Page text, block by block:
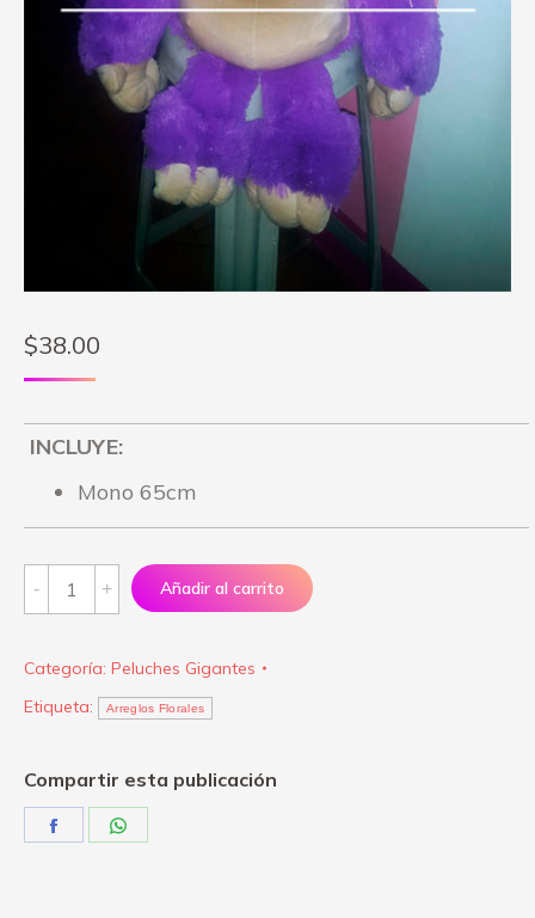
$38.00
INCLUYE:
Mono 65cm
Mono
65cm
Añadir al carrito
Categoría: Peluches Gigantes
Etiqueta:
Arreglos Florales
Compartir esta publicación
Share